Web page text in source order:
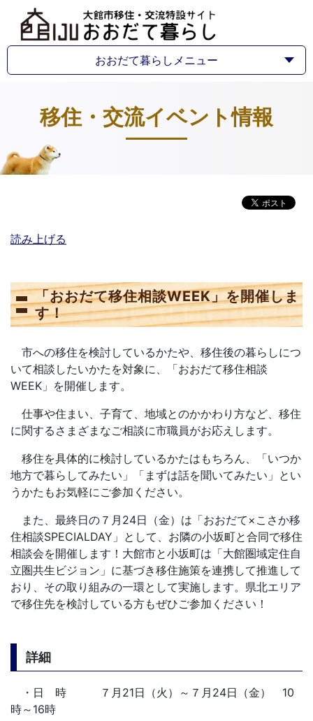
おおだて暮らしメニュー
移住・交流イベント情報
読み上げる
「おおだて移住相談WEEK」を開催しま
す！
市への移住を検討しているかたや、移住後の暮らしにつ
いて相談したいかたを対象に、「おおだて移住相談
WEEK」を開催します。
仕事や住まい、子育て、地域とのかかわり方など、移住
に関するさまざまなご相談に市職員がお応えします。
移住を具体的に検討しているかたはもちろん、「いつか
地方で暮らしてみたい」「まずは話を聞いてみたい」とい
うかたもお気軽にご参加ください。
また、最終日の７月24日（金）は「おおだて×こさか移
住相談SPECIALDAY」として、お隣の小坂町と合同で移住
相談会を開催します！大館市と小坂町は「大館圏域定住自
立圏共生ビジョン」に基づき移住施策を連携して推進して
おり、その取り組みの一環として実施します。県北エリア
で移住先を検討している方もぜひご参加ください！
詳細
・日 時 ７月21日（火）～７月24日（金） 10
時～16時